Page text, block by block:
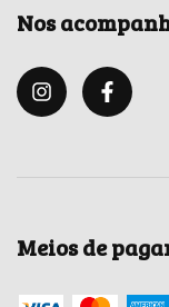
Nos
Meios de